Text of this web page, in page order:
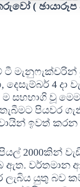
( ඡායාරූප
මැනුෆැක්චරින්
4 දා
සහභාගි වූ
තැබීමට පියවර
ඉවත් කරන
2000කින්
ඇත. වර්තමාන
ලැබිය යුතු